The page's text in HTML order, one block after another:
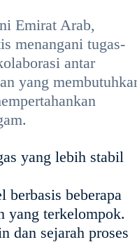
Emirat Arab,
menangani tugas-
antar
yang
yang lebih stabil
berbasis beberapa
yang terkelompok.
dan sejarah proses